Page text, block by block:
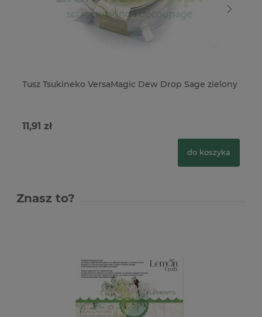
Tusz Tsukineko VersaMagic Dew Drop Sage zielony
11,91 zł
do koszyka
Znasz to?